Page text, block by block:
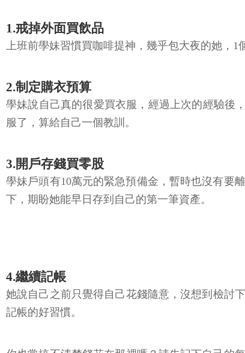
1.戒掉外面買飲品
上班前學妹習慣買咖啡提神，幾乎包大夜的她，1
2.制定購衣預算
學妹說自己真的很愛買衣服，經過上次的經驗後
服了，算給自己一個教訓。
3.開戶存錢買零股
學妹戶頭有10萬元的緊急預備金，暫時也沒有要
下，期盼她能早日存到自己的第一筆資產。
4.繼續記帳
她說自己之前只覺得自己花錢隨意，沒想到檢討
記帳的好習慣。